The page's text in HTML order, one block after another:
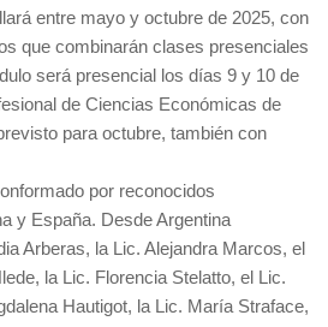
entre mayo y octubre de 2025, con
que combinarán clases presenciales
será presencial los días 9 y 10 de
de Ciencias Económicas de
para octubre, también con
por reconocidos
y España. Desde Argentina
Arberas, la Lic. Alejandra Marcos, el
la Lic. Florencia Stelatto, el Lic.
Hautigot, la Lic. María Straface,